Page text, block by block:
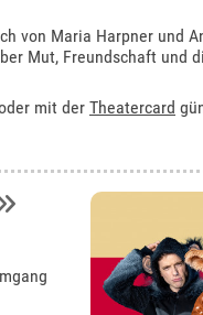
von Maria Harpner und
Mut, Freundschaft und
mit der Theatercard